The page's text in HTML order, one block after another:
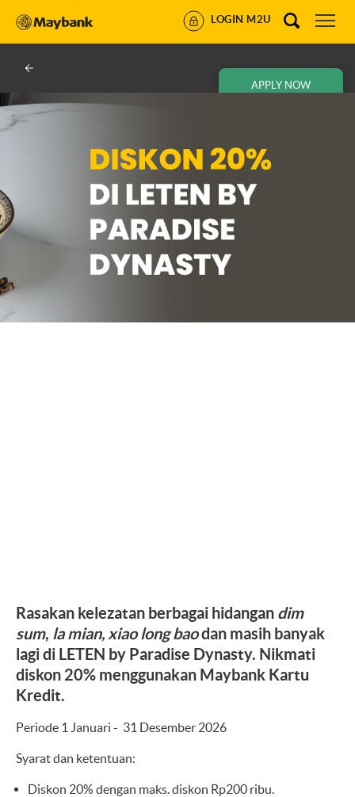
LOGIN M2U
APPLY NOW
Rasakan kelezatan berbagai hidangan dim
sum, la mian, xiao long baodan masih banyak
lagi di LETEN by Paradise Dynasty. Nikmati
diskon 20% menggunakan Maybank Kartu
Kredit.
Periode 1 Januari - 31 Desember 2026
Syarat dan ketentuan:
Diskon 20% dengan maks. diskon Rp200 ribu.